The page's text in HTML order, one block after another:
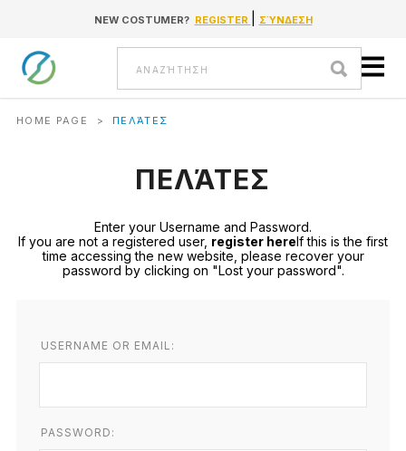
Go to contentNEW COSTUMER? REGISTER ΣΎΝΔΕΣΗ
Αναζήτηση
HOME PAGE > ΠΕΛΆΤΕΣ
ΠΕΛΆΤΕΣ
Enter your Username and Password.
If you are not a registered user, register hereIf this is the first
time accessing the new website, please recover your
password by clicking on "Lost your password".
USERNAME OR EMAIL:
PASSWORD: